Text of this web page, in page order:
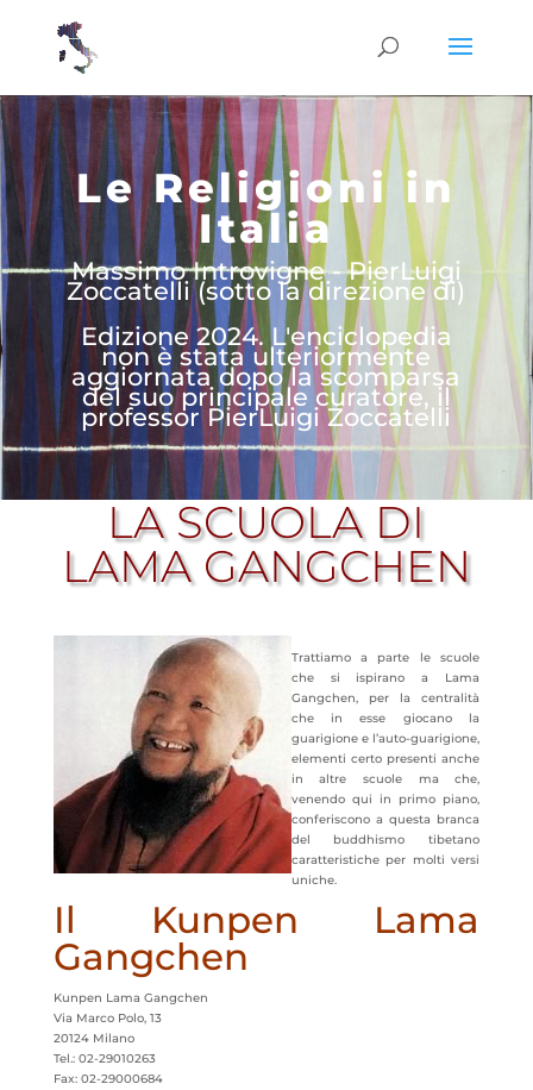
Le Religioni in
Italia
Massimo Introvigne - PierLuigi
Zoccatelli (sotto la direzione di)
Edizione 2024. L'enciclopedia
non è stata ulteriormente
aggiornata dopo la scomparsa
del suo principale curatore, il
professor PierLuigi Zoccatelli
LA SCUOLA DI
LAMA GANGCHEN
Trattiamo a parte le scuole
che si ispirano a Lama
Gangchen, per la centralità
che in esse giocano la
guarigione e l’auto-guarigione,
elementi certo presenti anche
in altre scuole ma che,
venendo qui in primo piano,
conferiscono a questa branca
del buddhismo tibetano
caratteristiche per molti versi
uniche.
Il Kunpen Lama
Gangchen
Kunpen Lama Gangchen
Via Marco Polo, 13
20124 Milano
Tel.: 02-29010263
Fax: 02-29000684